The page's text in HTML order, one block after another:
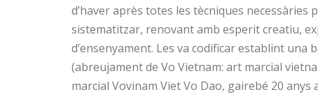
d’haver après totes les tècniques necessàries
sistematitzar, renovant amb esperit creatiu,
d’ensenyament. Les va codificar establint una
(abreujament de Vo Vietnam: art marcial
marcial Vovinam Viet Vo Dao, gairebé 20